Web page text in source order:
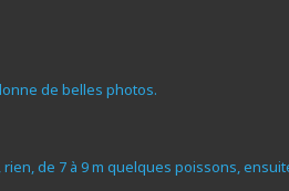
de belles photos.
de 7 à 9 m quelques poissons,